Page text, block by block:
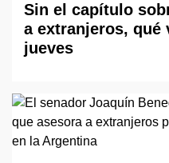
Sin el capítulo
a extranjeros, qué
jueves